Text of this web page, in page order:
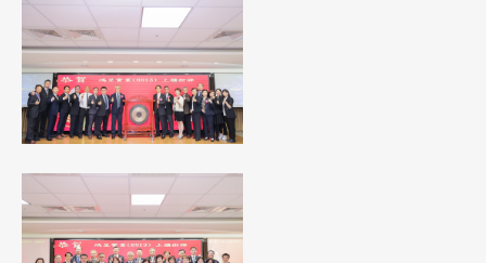
人力招募
联络我们